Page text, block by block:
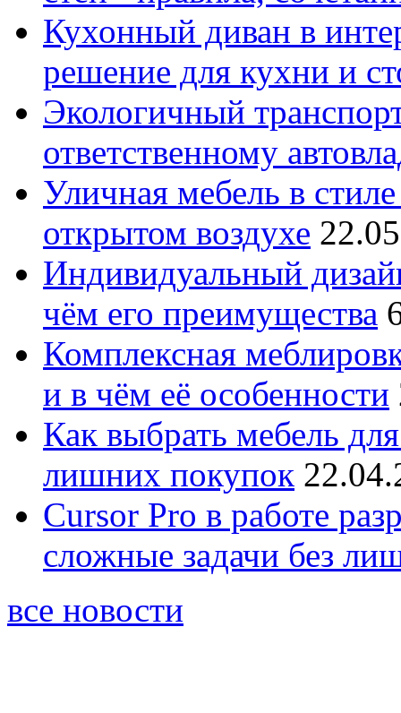
Кухонный диван в
решение для кухни и
Экологичный
ответственному
Уличная мебель в
открытом воздухе
Индивидуальный
чём его преимущества
Комплексная
и в чём её особенности
Как выбрать мебель
лишних покупок
Cursor Pro в работе
сложные задачи без
все новости